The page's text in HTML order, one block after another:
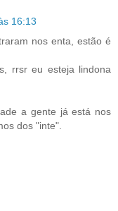
16:13
nos enta, estão é
rrsr eu esteja lindona
a gente já está nos
dos "inte".